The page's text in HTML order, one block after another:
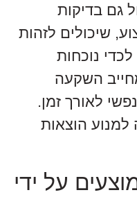
גם בדיקות
שיכולים לזהות
נוכחות
השקעה
לאורך זמן.
למנוע הוצאות
על ידי